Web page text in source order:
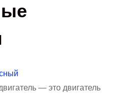
— это двигатель